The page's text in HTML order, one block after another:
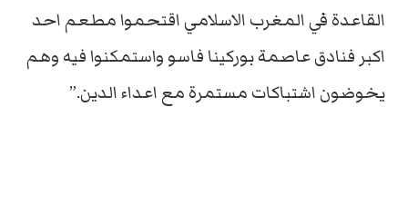
القاعدة في المغرب الاسلامي اقتحموا مطعم احد
اكبر فنادق عاصمة بوركينا فاسو واستمكنوا فيه وهم
يخوضون اشتباكات مستمرة مع اعداء الدين.”